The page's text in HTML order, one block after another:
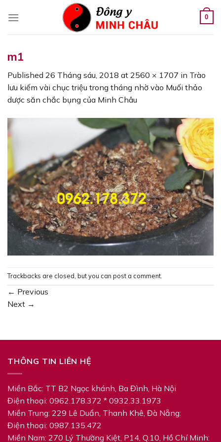
0
m1
Published 26 Tháng sáu, 2018 at 2560 × 1707 in Trào
lưu kiếm vài chục triệu trong tháng nhờ vào Muối thảo
dược săn chắc bụng của Minh Châu
Trackbacks are closed, but you can post a comment.
← Previous
Next →
THÔNG TIN LIÊN HỆ
Miền Bắc: TT B2 Ngọc khánh, Ba Đình, Hà Nội
Điện thoại: 0962.178.372 * 0932.33.1973
Miền Trung: 229 Lê Duẩn, Thanh Khê, Đà Nẵng:
Điện thoại: 0987.135.472
Miền Nam: 270 Lý‎ Thường Kiệt, P14, Q.10, Hồ Chí Minh: